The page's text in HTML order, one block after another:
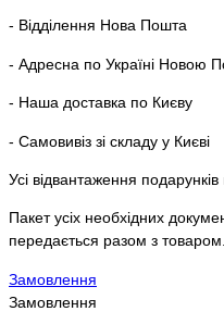
- Відділення Нова Пошта
- Адресна по Україні Новою
- Наша доставка по Києву
- Самовивіз зі складу у Києві
Усі відвантаження
Пакет усіх необхідних
передається разом з товаром.
Замовлення
Замовлення